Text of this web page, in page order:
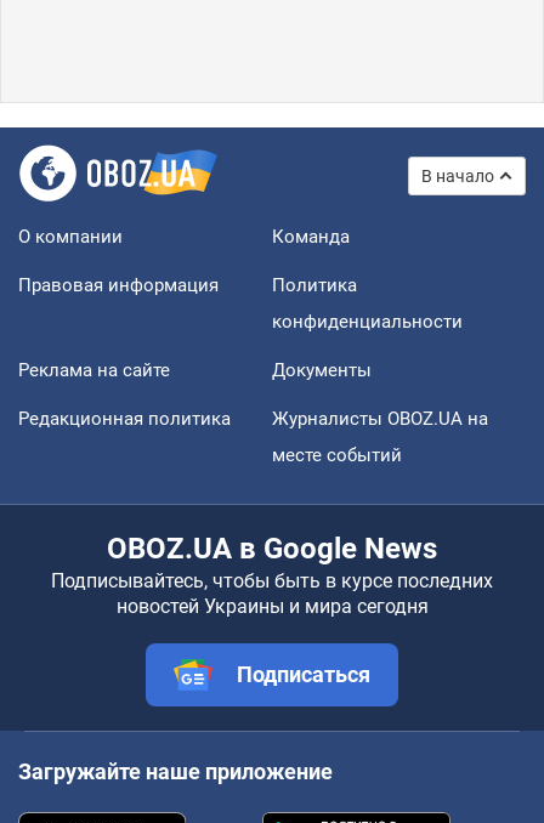
В начало
О компании Команда
Правовая информация
Политика
конфиденциальности
Реклама на сайте Документы
Редакционная политика
Журналисты OBOZ.UA на
месте событий
OBOZ.UA в Google News
Подписывайтесь, чтобы быть в курсе последних
новостей Украины и мира сегодня
Подписаться
Загружайте наше приложение